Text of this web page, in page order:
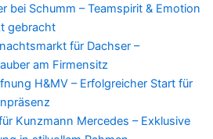
bei Schumm – Teamspirit & Emotion
gebracht
für Dachser –
am Firmensitz
H&MV – Erfolgreicher Start für
Kunzmann Mercedes – Exklusive